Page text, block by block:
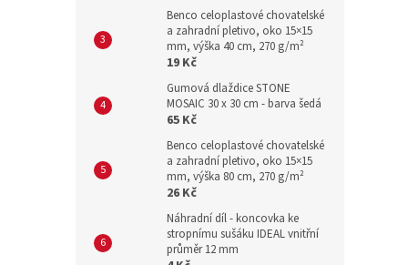
Benco celoplastové chovatelské
a zahradní pletivo, oko 15×15
mm, výška 40 cm, 270 g/m²
19 Kč
Gumová dlaždice STONE
MOSAIC 30 x 30 cm - barva šedá
65 Kč
Benco celoplastové chovatelské
a zahradní pletivo, oko 15×15
mm, výška 80 cm, 270 g/m²
26 Kč
Náhradní díl - koncovka ke
stropnímu sušáku IDEAL vnitřní
průměr 12 mm